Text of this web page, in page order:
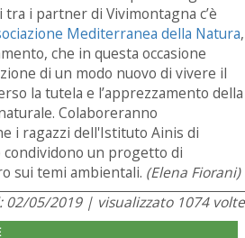
i partner di Vivimontagna c’è
Mediterranea della Natura,
che in questa occasione
di un modo nuovo di vivere il
la tutela e l’apprezzamento della
Colaboreranno
i ragazzi dell'Istituto Ainis di
condividono un progetto di
sui temi ambientali. (Elena Fiorani)
02/05/2019 | visualizzato 1074 volte